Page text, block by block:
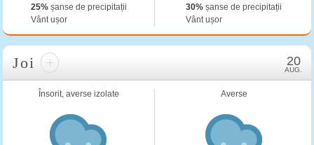
25%șanse de precipitații
Vânt ușor
30% șanse de precipitații
Vânt ușor
Joi + 20
AUG.
Însorit, averse izolate Averse